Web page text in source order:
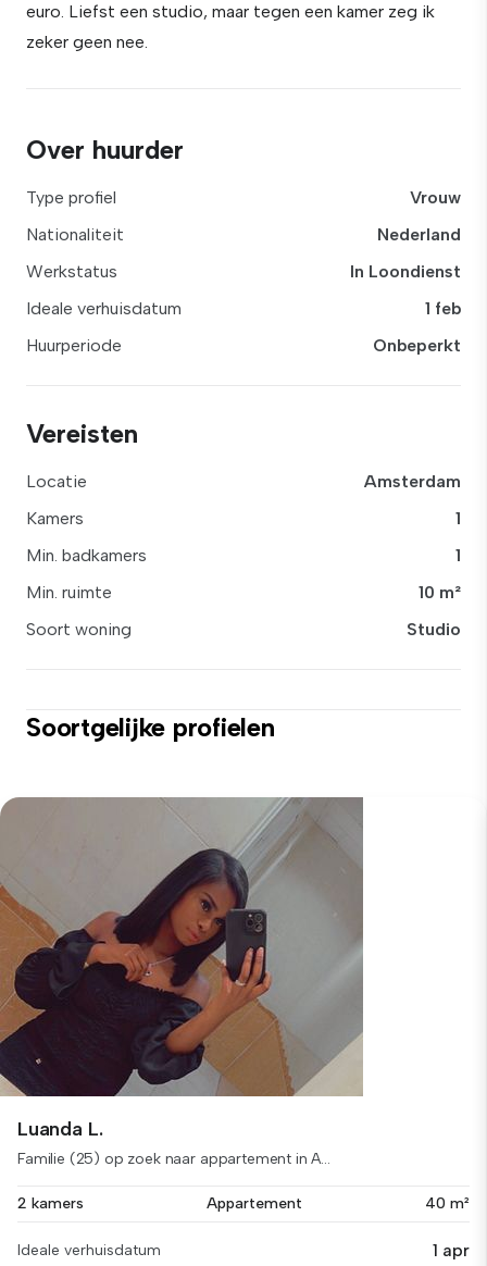
euro. Liefst een studio, maar tegen een kamer zeg ik
zeker geen nee.
Over huurder
Type profiel
Vrouw
Nationaliteit
Nederland
Werkstatus
In Loondienst
Ideale verhuisdatum
1 feb
Huurperiode
Onbeperkt
Vereisten
Locatie
Amsterdam
Kamers
1
Min. badkamers
1
Min. ruimte
10 m²
Soort woning
Studio
Soortgelijke profielen
Luanda L.
Familie (25) op zoek naar appartement in A...
2 kamers Appartement 40 m²
Ideale verhuisdatum 1 apr